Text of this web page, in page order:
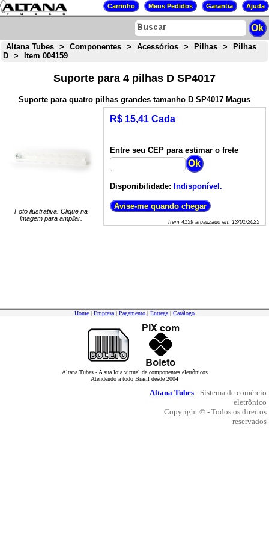
Altana Tubes > Componentes > Acessórios > Pilhas >
Pilhas
D
> Item 004159
Suporte para 4 pilhas D SP4017
Suporte para quatro pilhas grandes tamanho D SP4017 Magus
Foto ilustrativa. Clique na
imagem para ampliar.
R$ 15,41 Cada
Entre seu CEP para estimar o frete
Disponibilidade: Indisponível.
Item 4159atualizado em 13/01/2025
Home | Empresa | Pagamento | Entrega | Catálogo
Altana Tubes - A sua loja virtual de componentes eletrônicos
Atendendo a todo Brasil desde 2004
Altana Tubes- Sistema de comércio
eletrônico
Copyright © - Todos os direitos
reservados